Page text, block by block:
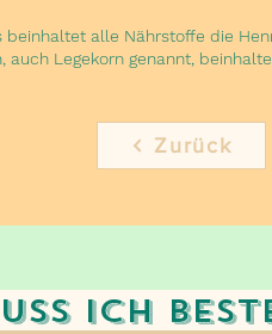
alle Nährstoffe die
auch Legekorn genannt,
Zurück
ich